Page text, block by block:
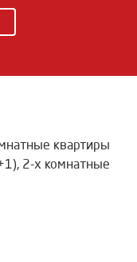
квартиры
, 2-х комнатные